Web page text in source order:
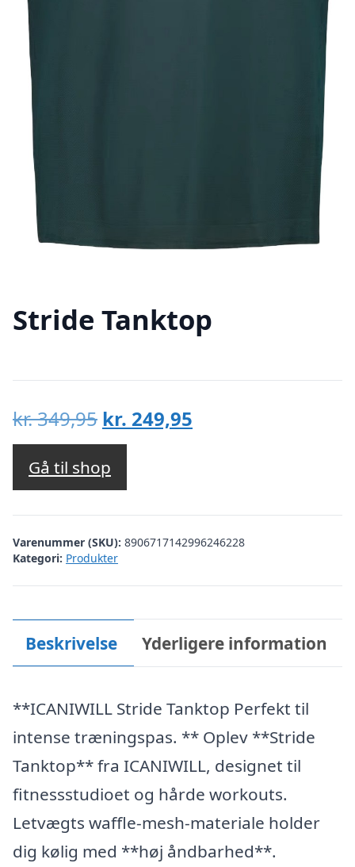
Stride Tanktop
kr.349,95 Den
oprindelige
pris
var:
kr. 349,95.
kr. 249,95
kr. 249,95.
Gå til shop
Varenummer (SKU): 8906717142996246228
Kategori: Produkter
Beskrivelse Yderligere information
**ICANIWILL Stride Tanktop Perfekt til
intense træningspas. ** Oplev **Stride
Tanktop** fra ICANIWILL, designet til
fitnessstudioet og hårde workouts.
Letvægts waffle-mesh-materiale holder
dig kølig med **høj åndbarhed**.